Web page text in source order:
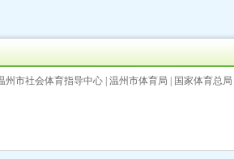
州市社会体育指导中心 温州市体育局 国家体育总局